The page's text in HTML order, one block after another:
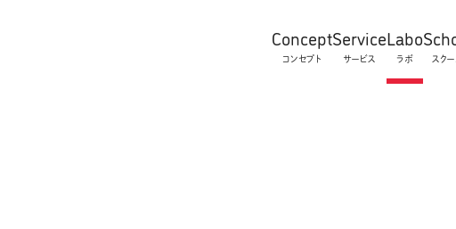
Concept
コンセプト
Service
サービス
Labo
ラボ スク